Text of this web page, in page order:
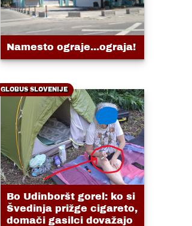
Namesto ograje...ograja!
GLOBUS SLOVENIJE
Bo Udinboršt gorel: ko si
Švedinja prižge cigareto,
domači gasilci dovažajo